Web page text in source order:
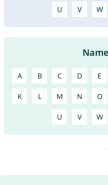
U V W
A B C D E
K L M N O
U V W